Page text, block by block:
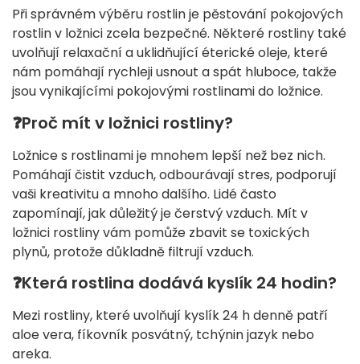
Při správném výběru rostlin je pěstování pokojových
rostlin v ložnici zcela bezpečné. Některé rostliny také
uvolňují relaxační a uklidňující éterické oleje, které
nám pomáhají rychleji usnout a spát hluboce, takže
jsou vynikajícími pokojovými rostlinami do ložnice.
❓Proč mít v ložnici rostliny?
Ložnice s rostlinami je mnohem lepší než bez nich.
Pomáhají čistit vzduch, odbourávají stres, podporují
vaši kreativitu a mnoho dalšího. Lidé často
zapomínají, jak důležitý je čerstvý vzduch. Mít v
ložnici rostliny vám pomůže zbavit se toxických
plynů, protože důkladně filtrují vzduch.
❓Která rostlina dodává kyslík 24 hodin?
Mezi rostliny, které uvolňují kyslík 24 h denně patří
aloe vera, fíkovník posvátný, tchýnin jazyk nebo
areka.